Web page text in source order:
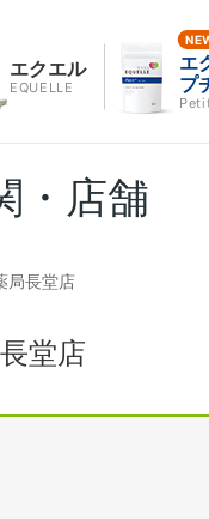
エクエル
EQUELLE
エ
プ
・店舗
局長堂店
堂店